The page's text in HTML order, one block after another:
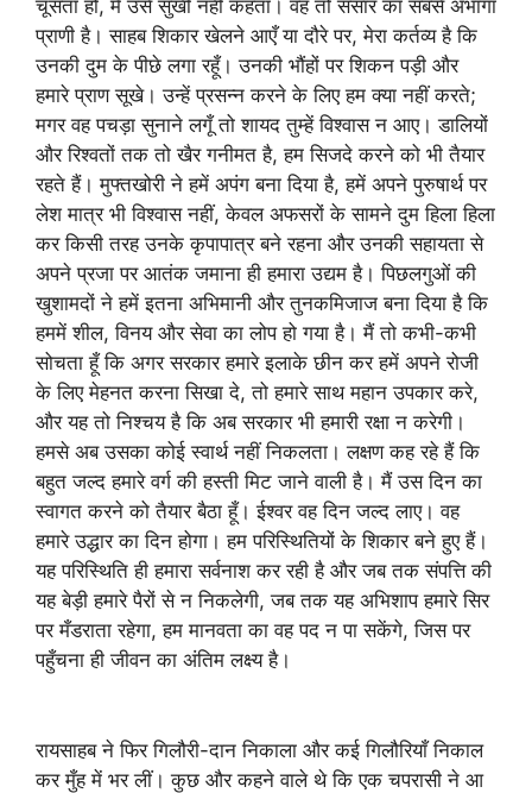
चूसता हो, मैं उसे सुखी नहीं कहता। वह तो संसार का सबसे अभागा
प्राणी है। साहब शिकार खेलने आएँ या दौरे पर, मेरा कर्तव्य है कि
उनकी दुम के पीछे लगा रहूँ। उनकी भौंहों पर शिकन पड़ी और
हमारे प्राण सूखे। उन्हें प्रसन्न करने के लिए हम क्या नहीं करते;
मगर वह पचड़ा सुनाने लगूँ तो शायद तुम्हें विश्वास न आए। डालियों
और रिश्वतों तक तो खैर गनीमत है, हम सिजदे करने को भी तैयार
रहते हैं। मुफ्तखोरी ने हमें अपंग बना दिया है, हमें अपने पुरुषार्थ पर
लेश मात्र भी विश्वास नहीं, केवल अफसरों के सामने दुम हिला हिला
कर किसी तरह उनके कृपापात्र बने रहना और उनकी सहायता से
अपने प्रजा पर आतंक जमाना ही हमारा उद्यम है। पिछलगुओं की
खुशामदों ने हमें इतना अभिमानी और तुनकमिजाज बना दिया है कि
हममें शील, विनय और सेवा का लोप हो गया है। मैं तो कभी-कभी
सोचता हूँ कि अगर सरकार हमारे इलाके छीन कर हमें अपने रोजी
के लिए मेहनत करना सिखा दे, तो हमारे साथ महान उपकार करे,
और यह तो निश्चय है कि अब सरकार भी हमारी रक्षा न करेगी।
हमसे अब उसका कोई स्वार्थ नहीं निकलता। लक्षण कह रहे हैं कि
बहुत जल्द हमारे वर्ग की हस्ती मिट जाने वाली है। मैं उस दिन का
स्वागत करने को तैयार बैठा हूँ। ईश्वर वह दिन जल्द लाए। वह
हमारे उद्धार का दिन होगा। हम परिस्थितियों के शिकार बने हुए हैं।
यह परिस्थिति ही हमारा सर्वनाश कर रही है और जब तक संपत्ति की
यह बेड़ी हमारे पैरों से न निकलेगी, जब तक यह अभिशाप हमारे सिर
पर मँडराता रहेगा, हम मानवता का वह पद न पा सकेंगे, जिस पर
पहुँचना ही जीवन का अंतिम लक्ष्य है।
रायसाहब ने फिर गिलौरी-दान निकाला और कई गिलौरियाँ निकाल
कर मुँह में भर लीं। कुछ और कहने वाले थे कि एक चपरासी ने आ